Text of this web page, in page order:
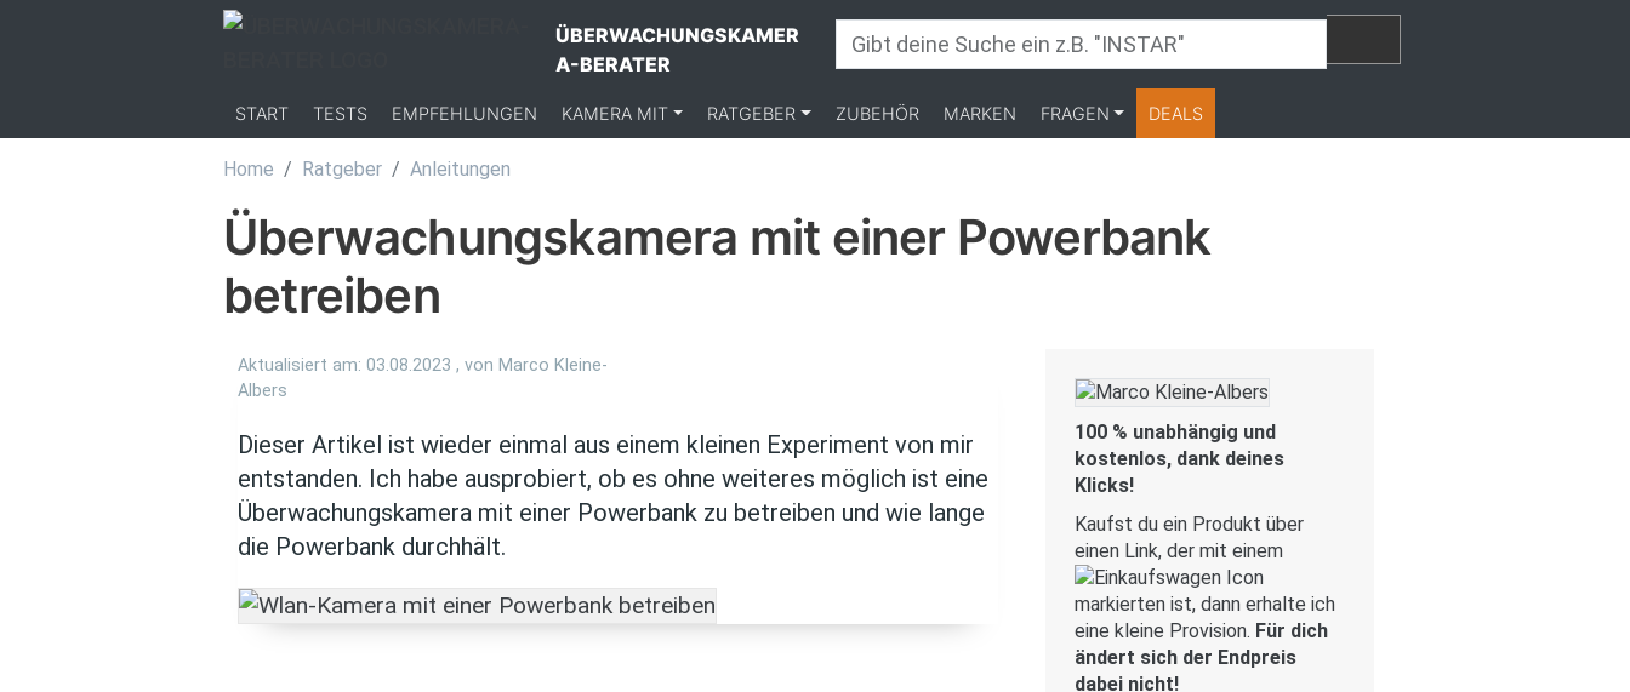
ÜBERWACHUNGSKAMER
A-BERATER
START TESTS EMPFEHLUNGEN KAMERA MIT RATGEBER ZUBEHÖR MARKEN FRAGEN DEALS
Home Ratgeber Anleitungen
Überwachungskamera mit einer Powerbank
betreiben
Aktualisiert am: 03.08.2023 , von Marco Kleine-
Albers
Dieser Artikel ist wieder einmal aus einem kleinen Experiment von mir
entstanden. Ich habe ausprobiert, ob es ohne weiteres möglich ist eine
Überwachungskamera mit einer Powerbank zu betreiben und wie lange
die Powerbank durchhält.
100 % unabhängig und
kostenlos, dank deines
Klicks!
Kaufst du ein Produkt über
einen Link, der mit einem
markierten ist, dann erhalte ich
eine kleine Provision. Für dich
ändert sich der Endpreis
dabei nicht!